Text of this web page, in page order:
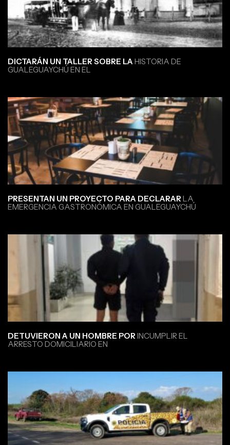
DICTARÁN UN TALLER SOBRE LA HISTORIA DE
GUALEGUAYCHÚ EN EL
PRESENTAN UN PROYECTO PARA DECLARAR LA
EMERGENCIA GASTRONÓMICA EN GUALEGUAYCHÚ
DETUVIERON A UN HOMBRE POR INCUMPLIR EL
ARRESTO DOMICILIARIO EN